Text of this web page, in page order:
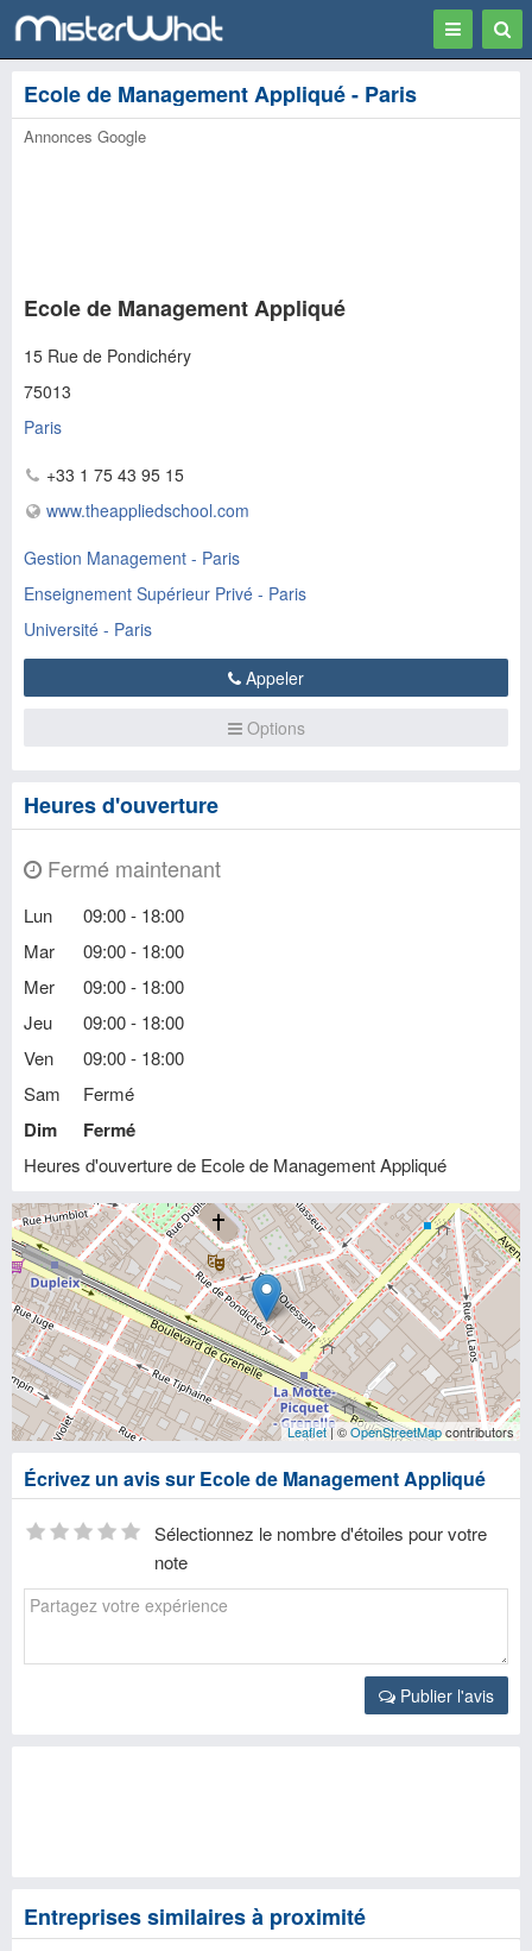
Toggle
Ecole de Management Appliqué - Paris
Annonces Google
Ecole de Management Appliqué
15 Rue de Pondichéry
75013
Paris
+33 1 75 43 95 15
www.theappliedschool.com
Gestion Management - Paris
Enseignement Supérieur Privé - Paris
Université - Paris
Appeler
Options
Heures d'ouverture
Fermé maintenant
Lun
09:00 - 18:00
Mar
09:00 - 18:00
Mer
09:00 - 18:00
Jeu
09:00 - 18:00
Ven
09:00 - 18:00
Sam
Fermé
Dim Fermé
Heures d'ouverture de Ecole de Management Appliqué
Leaflet| ©OpenStreetMapcontributors
Écrivez un avis sur Ecole de Management Appliqué
Sélectionnez le nombre d'étoiles pour votre
note
Publier l'avis
Entreprises similaires à proximité